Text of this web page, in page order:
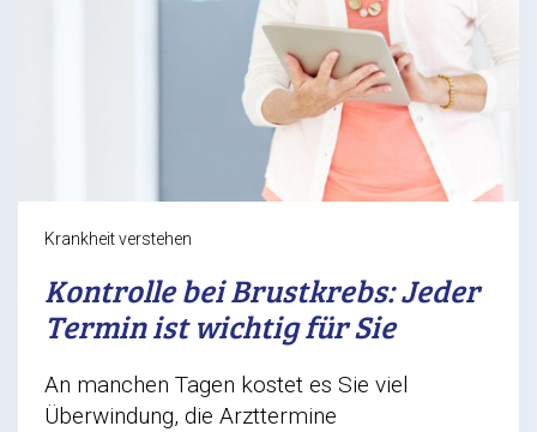
Krankheit verstehen
Kontrolle bei Brustkrebs: Jeder
Termin ist wichtig für Sie
An manchen Tagen kostet es Sie viel
Überwindung, die Arzttermine